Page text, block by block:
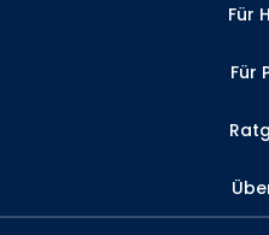
Für
Für